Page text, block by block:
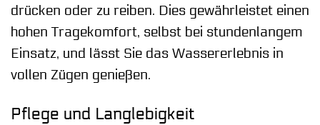
drücken oder zu reiben. Dies gewährleistet einen
hohen Tragekomfort, selbst bei stundenlangem
Einsatz, und lässt Sie das Wassererlebnis in
vollen Zügen genießen.
Pflege und Langlebigkeit